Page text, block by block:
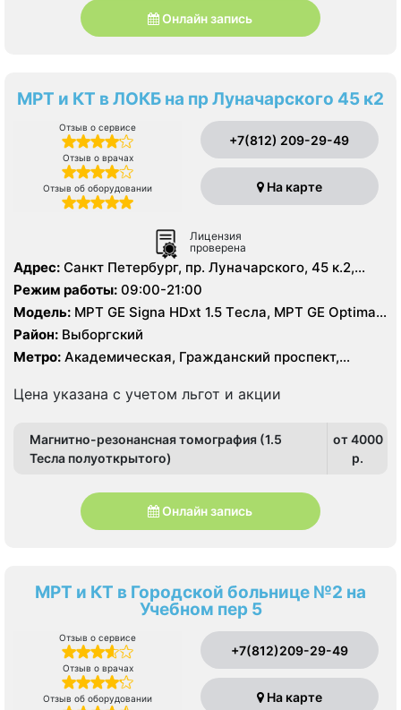
Онлайн запись
МРТ и КТ в ЛОКБ на пр Луначарского 45 к2
Отзыв о сервисе
Отзыв о врачах
Отзыв об оборудовании
+7(812) 209-29-49
На карте
Лицензия
проверена
Адрес: Санкт Петербург, пр. Луначарского, 45 к.2,
литер А
Режим работы: 09:00-21:00
Модель: МРТ GE Signa HDxt 1.5 Tесла, МРТ GE Optima
MR 360 1.5 Tесла, KT GE Optim 64 среза, УЗИ, Рентген
Район: Выборгский
Метро: Академическая, Гражданский проспект,
Цена указана с учетом льгот и акции
Магнитно-резонансная томография (1.5
Тесла полуоткрытого)
от 4000
p.
Онлайн запись
МРТ и КТ в Городской больнице №2 на
Учебном пер 5
Отзыв о сервисе
Отзыв о врачах
Отзыв об оборудовании
+7(812)209-29-49
На карте